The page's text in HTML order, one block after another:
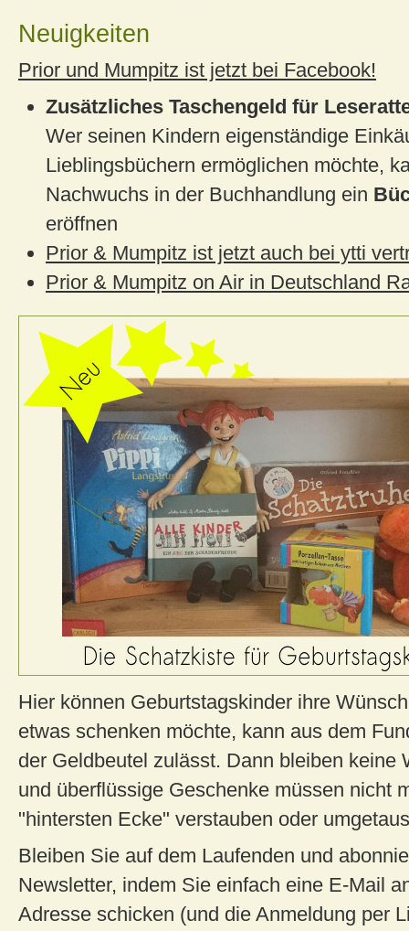
Neuigkeiten
Prior und Mumpitz ist jetzt bei Facebook!
Zusätzliches Taschengeld für
Wer seinen Kindern eigenständige
Lieblingsbüchern ermöglichen möchte,
Nachwuchs in der Buchhandlung ein
eröffnen
Prior & Mumpitz ist jetzt auch bei ytti
Prior & Mumpitz on Air in Deutschland
Hier können Geburtstagskinder ihre
etwas schenken möchte, kann aus dem
der Geldbeutel zulässt. Dann bleiben keine
und überflüssige Geschenke müssen nicht
"hintersten Ecke" verstauben oder
Bleiben Sie auf dem Laufenden und
Newsletter, indem Sie einfach eine E-Mail
Adresse schicken (und die Anmeldung per